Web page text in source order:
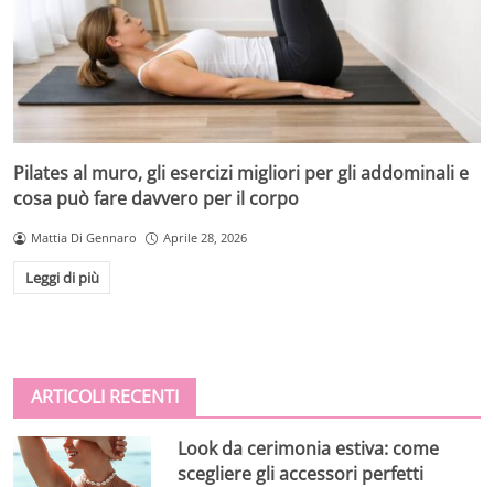
Pilates al muro, gli esercizi migliori per gli addominali e
cosa può fare davvero per il corpo
Mattia Di Gennaro Aprile 28, 2026
Leggi di più
ARTICOLI RECENTI
Look da cerimonia estiva: come
scegliere gli accessori perfetti